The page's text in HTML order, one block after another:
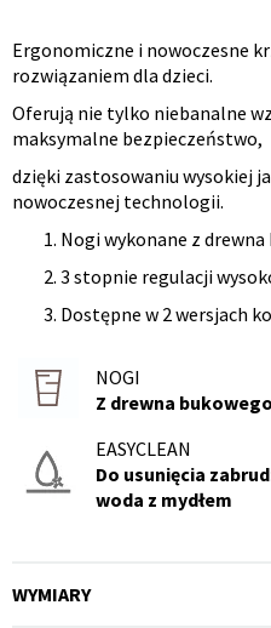
Opis
produktu
Ergonomiczne i nowoczesne
rozwiązaniem dla dzieci.
Oferują nie tylko niebanalne
maksymalne bezpieczeństwo,
dzięki zastosowaniu wysokiej
nowoczesnej technologii.
Nogi wykonane z drewna
3 stopnie regulacji
Dostępne w 2 wersjach
NOGI
Z drewna bukowego
EASYCLEAN
Do usunięcia
woda z mydłem
WYMIARY